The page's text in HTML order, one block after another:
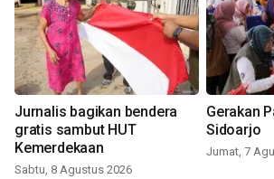
Jurnalis bagikan bendera
gratis sambut HUT
Kemerdekaan
Sabtu, 8 Agustus 2026
Gerakan
Sidoarjo
Jumat, 7